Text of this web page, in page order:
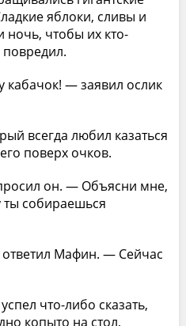
яблоки, сливы и
ночь, чтобы их кто-
— заявил ослик
всегда любил казаться
поверх очков.
он. — Объясни мне,
собираешься
Мафин. — Сейчас
что-либо сказать,
копыто на стол,